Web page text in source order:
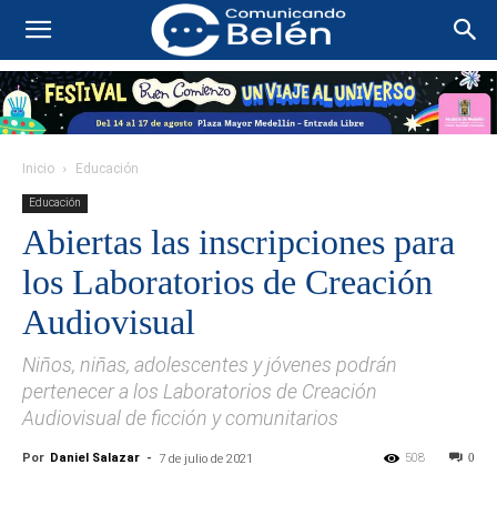
Inicio Educación
Educación
Abiertas las inscripciones para
los Laboratorios de Creación
Audiovisual
Niños, niñas, adolescentes y jóvenes podrán
pertenecer a los Laboratorios de Creación
Audiovisual de ficción y comunitarios
Por Daniel Salazar - 7 de julio de 2021 0
508